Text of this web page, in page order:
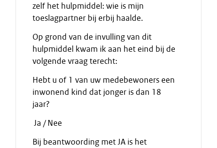
zelf het hulpmiddel: wie is mijn
toeslagpartner bij erbij haalde.
Op grond van de invulling van dit
hulpmiddel kwam ik aan het eind bij de
volgende vraag terecht:
Hebt u of 1 van uw medebewoners een
inwonend kind dat jonger is dan 18
jaar?
Ja / Nee
Bij beantwoording met JA is het